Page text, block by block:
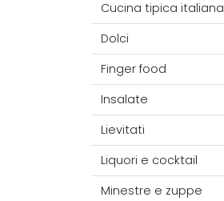
Cucina tipica italiana
Dolci
Finger food
Insalate
Lievitati
Liquori e cocktail
Minestre e zuppe